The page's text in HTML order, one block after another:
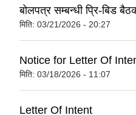
बोलपत्र सम्बन्धी प्रि-बिड
मिति: 03/21/2026 - 20:27
Notice for Letter Of
मिति: 03/18/2026 - 11:07
Letter Of Intent